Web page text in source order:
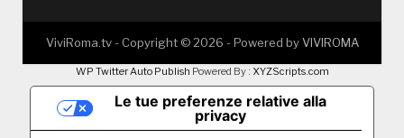
ViviRoma.tv - Copyright © 2026 - Powered byVIVIROMA
WP Twitter Auto Publish Powered By : XYZScripts.com
Le tue preferenze relative alla
privacy